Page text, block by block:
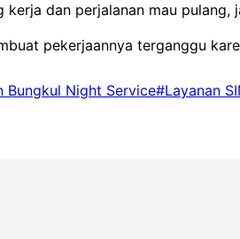
dan perjalanan mau pulang,
pekerjaannya terganggu
Bungkul Night Service#Layanan